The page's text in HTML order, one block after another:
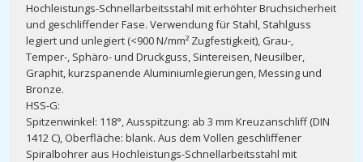
Hochleistungs-Schnellarbeitsstahl mit erhöhter Bruchsicherheit
und geschliffender Fase. Verwendung für Stahl, Stahlguss
legiert und unlegiert (<900 N/mm² Zugfestigkeit), Grau-,
Temper-, Sphäro- und Druckguss, Sintereisen, Neusilber,
Graphit, kurzspanende Aluminiumlegierungen, Messing und
Bronze.
HSS-G:
Spitzenwinkel: 118°, Ausspitzung: ab 3 mm Kreuzanschliff (DIN
1412 C), Oberfläche: blank. Aus dem Vollen geschliffener
Spiralbohrer aus Hochleistungs-Schnellarbeitsstahl mit